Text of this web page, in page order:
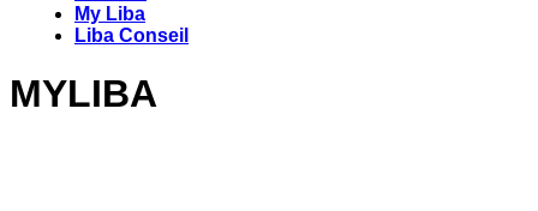
My Liba
Liba Conseil
MYLIBA